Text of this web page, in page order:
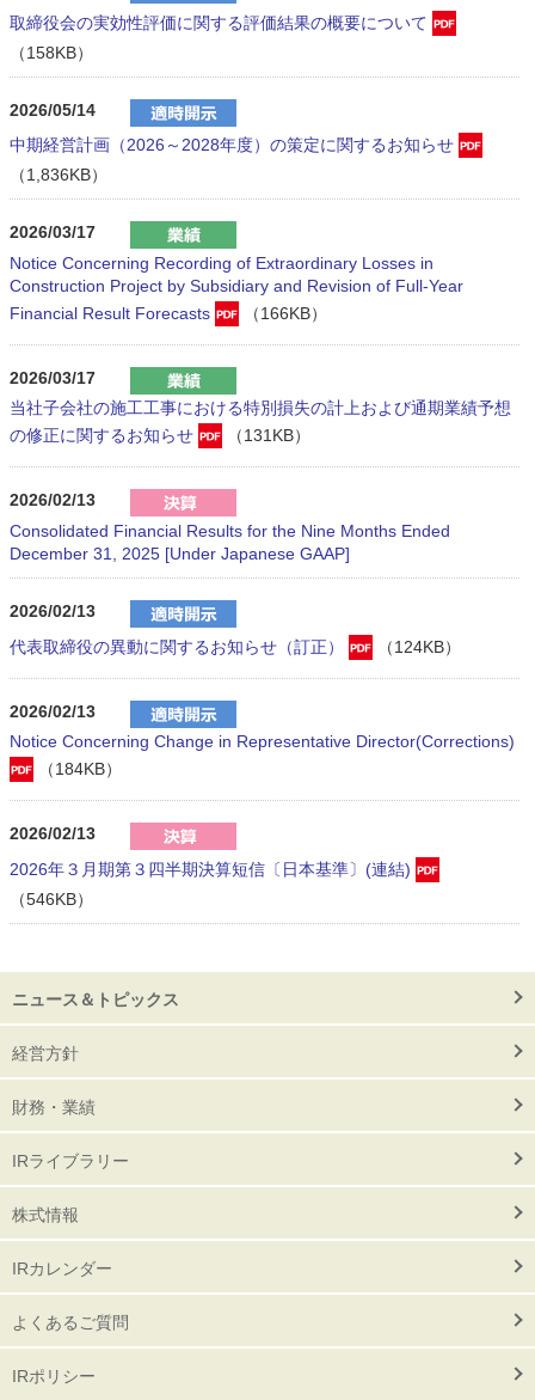
ニュース＆トピックス
経営方針
財務・業績
IRライブラリー
株式情報
IRカレンダー
よくあるご質問
IRポリシー
取締役会の実効性評価に関する評価結果の概要について
（158KB）
2026/05/14
中期経営計画（2026～2028年度）の策定に関するお知らせ
（1,836KB）
2026/03/17
Notice Concerning Recording of Extraordinary Losses in
Construction Project by Subsidiary and Revision of Full-Year
Financial Result Forecasts
（166KB）
2026/03/17
当社子会社の施工工事における特別損失の計上および通期業績予想
の修正に関するお知らせ
（131KB）
2026/02/13
Consolidated Financial Results for the Nine Months Ended
December 31, 2025 [Under Japanese GAAP]
2026/02/13
代表取締役の異動に関するお知らせ（訂正）
（124KB）
2026/02/13
Notice Concerning Change in Representative Director(Corrections)
（184KB）
2026/02/13
2026年３月期第３四半期決算短信〔日本基準〕(連結)
（546KB）